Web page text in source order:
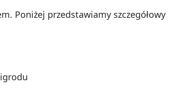
Poniżej przedstawiamy szczegółowy